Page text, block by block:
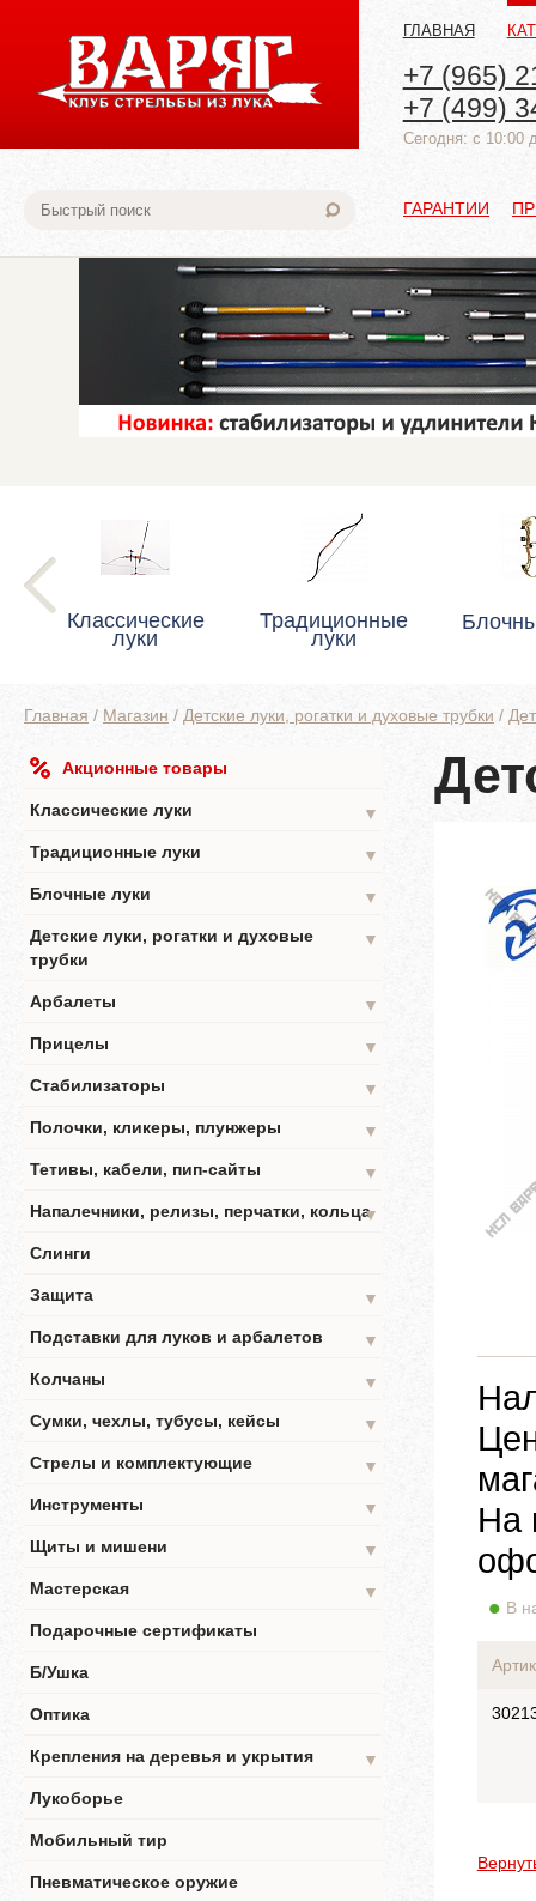
ГЛАВНАЯ
+7 (965)
+7 (499)
Cегодня: с 10:00
ГАРАНТИИ
Классические
луки
Традиционные
луки
Главная / Магазин / Детские луки, рогатки и духовые трубки /
Акционные товары
Классические луки
▼
Традиционные луки
▼
Блочные луки
▼
Детские луки, рогатки и духовые
трубки
▼
Арбалеты
▼
Прицелы
▼
Стабилизаторы
▼
Полочки, кликеры, плунжеры
▼
Тетивы, кабели, пип-сайты
▼
Напалечники, релизы, перчатки, кольца▼
Слинги
Защита
▼
Подставки для луков и арбалетов
▼
Колчаны
▼
Сумки, чехлы, тубусы, кейсы
▼
Стрелы и комплектующие
▼
Инструменты
▼
Щиты и мишени
▼
Мастерская
▼
Подарочные сертификаты
Б/Ушка
Оптика
Крепления на деревья и укрытия
▼
Лукоборье
Мобильный тир
Пневматическое оружие
На
В